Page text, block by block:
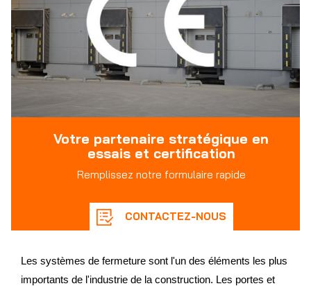
Votre partenaire stratégique en
essais et certification
Remplissez notre formulaire rapide
CONTACTEZ-NOUS
Les systèmes de fermeture sont l'un des éléments les plus
importants de l'industrie de la construction. Les portes et